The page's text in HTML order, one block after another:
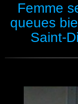
Femme
queues
Saint-